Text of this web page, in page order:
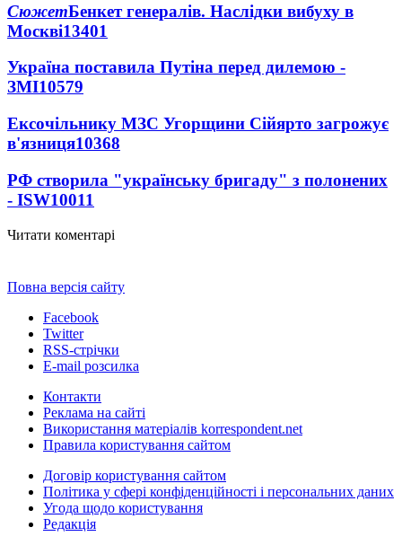
СюжетБенкет генералів. Наслідки вибуху в
Москві13401
Україна поставила Путіна перед дилемою -
ЗМІ10579
Ексочільнику МЗС Угорщини Сійярто загрожує
в'язниця10368
РФ створила "українську бригаду" з полонених
- ISW10011
Читати коментарі
Повна версія сайту
Facebook
Twitter
RSS-стрічки
E-mail розсилка
Контакти
Реклама на сайті
Використання матеріалів korrespondent.net
Правила користування сайтом
Договір користування сайтом
Політика у сфері конфіденційності і персональних даних
Угода щодо користування
Редакція